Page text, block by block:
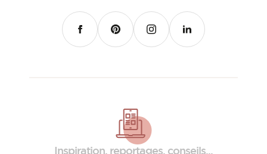
FACEBOOKPINTERESTINSTAGRAMLINKEDIN
Inspiration, reportages, conseils...